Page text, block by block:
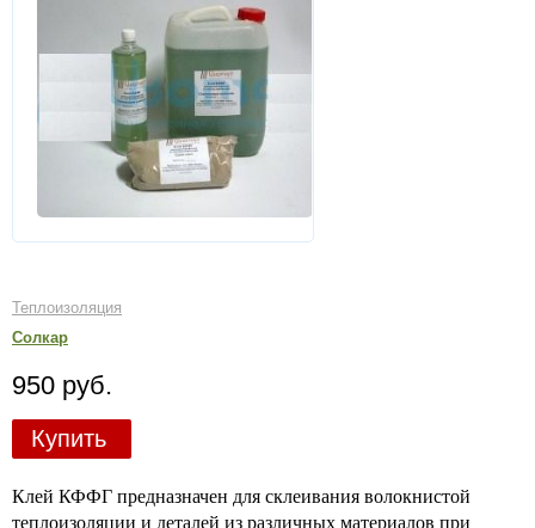
Теплоизоляция
Солкар
950 руб.
Купить
Клей КФФГ предназначен для склеивания волокнистой
теплоизоляции и деталей из различных материалов при